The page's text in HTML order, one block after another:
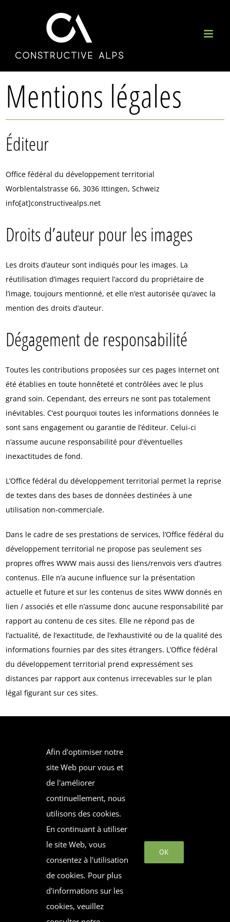
Mentions légales
Éditeur
Office fédéral du développement territorial
Worblentalstrasse 66, 3036 Ittingen, Schweiz
info[at]constructivealps.net
Droits d’auteur pour les images
Les droits d’auteur sont indiqués pour les images. La
réutilisation d’images requiert l’accord du propriétaire de
l’image, toujours mentionné, et elle n’est autorisée qu’avec la
mention des droits d’auteur.
Dégagement de responsabilité
Toutes les contributions proposées sur ces pages Internet ont
été établies en toute honnêteté et contrôlées avec le plus
grand soin. Cependant, des erreurs ne sont pas totalement
inévitables. C’est pourquoi toutes les informations données le
sont sans engagement ou garantie de l’éditeur. Celui-ci
n’assume aucune responsabilité pour d’éventuelles
inexactitudes de fond.
L’Office fédéral du développement territorial permet la reprise
de textes dans des bases de données destinées à une
utilisation non-commerciale.
Dans le cadre de ses prestations de services, l’Office fédéral du
développement territorial ne propose pas seulement ses
propres offres WWW mais aussi des liens/renvois vers d’autres
contenus. Elle n’a aucune influence sur la présentation
actuelle et future et sur les contenus de sites WWW donnés en
lien / associés et elle n’assume donc aucune responsabilité par
rapport au contenu de ces sites. Elle ne répond pas de
l’actualité, de l’exactitude, de l’exhaustivité ou de la qualité des
informations fournies par des sites étrangers. L’Office fédéral
du développement territorial prend expressément ses
distances par rapport aux contenus irrecevables sur le plan
légal figurant sur ces sites.
DE
Afin d'optimiser notre
site Web pour vous et
de l'améliorer
continuellement, nous
utilisons des cookies.
En continuant à utiliser
le site Web, vous
consentez à l'utilisation
de cookies. Pour plus
d'informations sur les
cookies, veuillez
OK